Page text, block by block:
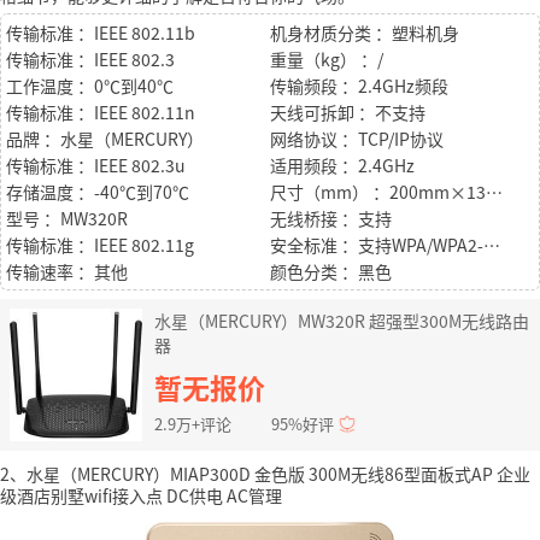
传输标准 ：IEEE 802.11b
机身材质分类 ：塑料机身
传输标准 ：IEEE 802.3
重量（kg） ：/
工作温度 ：0℃到40℃
传输频段 ：2.4GHz频段
传输标准 ：IEEE 802.11n
天线可拆卸 ：不支持
品牌 ：水星（MERCURY）
网络协议 ：TCP/IP协议
传输标准 ：IEEE 802.3u
适用频段 ：2.4GHz
存储温度 ：-40℃到70℃
尺寸（mm） ：200mm×133.7mm×27.5mm
型号 ：MW320R
无线桥接 ：支持
传输标准 ：IEEE 802.11g
安全标准 ：支持WPA/WPA2-PSK加密
传输速率 ：其他
颜色分类 ：黑色
水星（MERCURY）MW320R 超强型300M无线路由
器
暂无报价
2.9万+评论 95%好评
2、水星（MERCURY）MIAP300D 金色版 300M无线86型面板式AP 企业
级酒店别墅wifi接入点 DC供电 AC管理